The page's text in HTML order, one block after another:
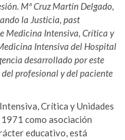
Mª Cruz Martín Delgado,
la Justicia, past
Medicina Intensiva, Crítica y
Intensiva del Hospital
desarrollado por este
profesional y del paciente
Crítica y Unidades
como asociación
educativo, está